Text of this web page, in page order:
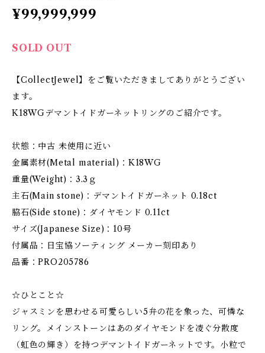
¥99,999,999
SOLD OUT
【CollectJewel】をご覧いただきましてありがとうござい
ます。
K18WGデマントイドガーネットリングのご紹介です。
状態：中古 未使用に近い
金属素材(Metal material)：K18WG
重量(Weight)：3.3ｇ
主石(Main stone)：デマントイドガーネット 0.18ct
脇石(Side stone)：ダイヤモンド 0.11ct
サイズ(Japanese Size)：10号
付属品：日宝協ソーティング メーカー刻印あり
品番：PRO205786
☆ひとこと☆
ジャスミンを思わせる可愛らしい5弁の花を象った、可憐な
リング。メインストーンはあのダイヤモンドを凌ぐ分散度
（虹色の輝き）を持つデマントイドガーネットです。小粒で